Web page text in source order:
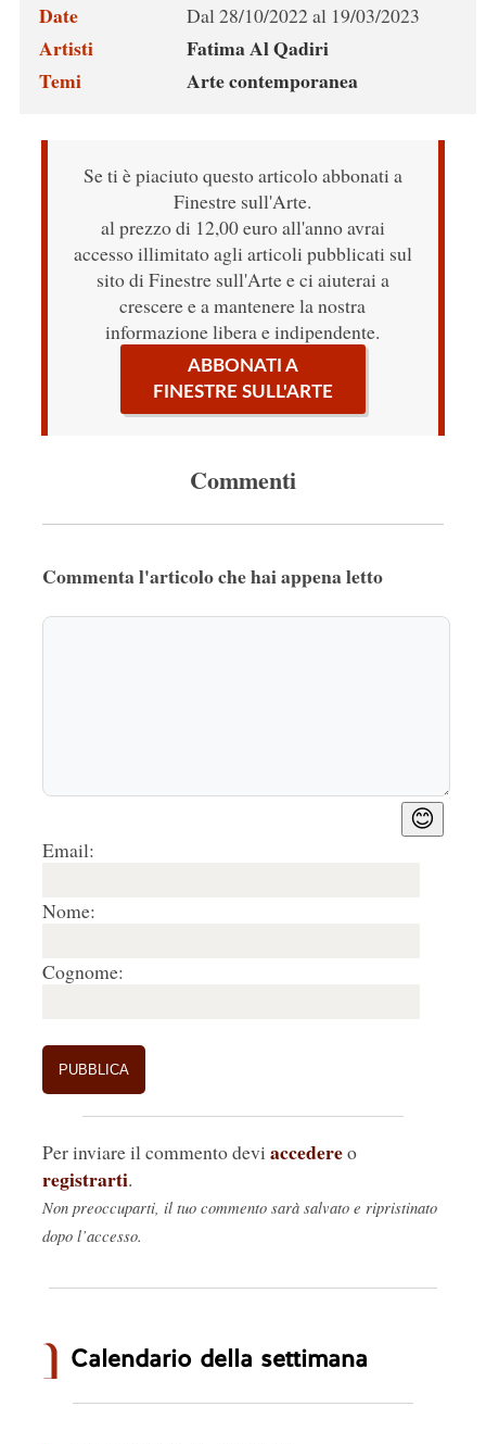
Date
Dal 28/10/2022 al 19/03/2023
Artisti
Fatima Al Qadiri
Temi
Arte contemporanea
Se ti è piaciuto questo articolo abbonati a
Finestre sull'Arte.
al prezzo di 12,00 euro all'anno avrai
accesso illimitato agli articoli pubblicati sul
sito di Finestre sull'Arte e ci aiuterai a
crescere e a mantenere la nostra
informazione libera e indipendente.
ABBONATI A
FINESTRE SULL'ARTE
Commenti
Commenta l'articolo che hai appena letto
😊
Email:
Nome:
Cognome:
Per inviare il commento devi accedereo
registrarti.
Non preoccuparti, il tuo commento sarà salvato e ripristinato
dopo l’accesso.
Calendario della settimana